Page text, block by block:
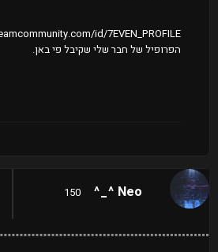
id/7EVEN_PROFILE/
הפרופיל של חבר שלי שקיבל פי באן.
Neo ^_^
150